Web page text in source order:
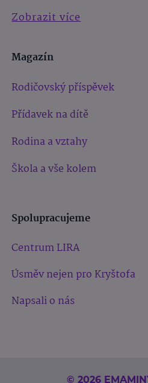
Zobrazit více
Magazín
Rodičovský příspěvek
Přídavek na dítě
Rodina a vztahy
Škola a vše kolem
Spolupracujeme
Centrum LIRA
Úsměv nejen pro Kryštofa
Napsali o nás
© 2026